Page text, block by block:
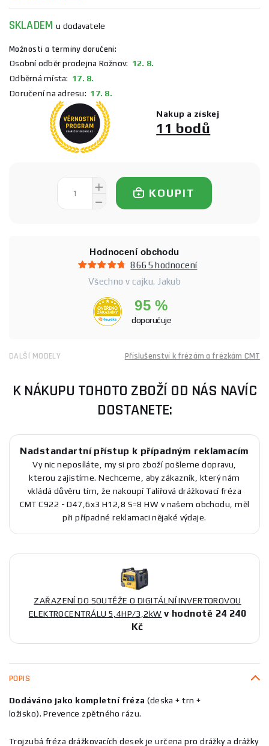
SKLADEMu dodavatele
Možnosti a termíny doručení:
Osobní odběr prodejna Rožnov: 12. 8.
Odběrná místa: 17. 8.
Doručení na adresu: 17. 8.
Nakup a získej
11 bodů
KOUPIT
Hodnocení obchodu
8665 hodnocení
Všechno v cajku. Jakub
95 %
doporučuje
DALŠÍ MODELY Příslušenství k frézám a frézkám CMT
K NÁKUPU TOHOTO ZBOŽÍ OD NÁS NAVÍC
DOSTANETE:
Nadstandartní přístup k případným reklamacím
Vy nic neposíláte, my si pro zboží pošleme dopravu,
kterou zajistíme. Nechceme, aby zákazník, který nám
vkládá důvěru tím, že nakoupí Talířová drážkovací fréza
CMT C922 - D47,6x3 H12,8 S=8 HW v našem obchodu, měl
při případné reklamaci nějaké výdaje.
ZAŘAZENÍ DO SOUTĚŽE O DIGITÁLNÍ INVERTOROVOU
ELEKTROCENTRÁLU 5,4HP/3,2kW v hodnotě 24 240
Kč
POPIS
Dodáváno jako kompletní fréza (deska + trn +
ložisko). Prevence zpětného rázu.
Trojzubá fréza drážkovacích desek je určena pro drážky a drážky